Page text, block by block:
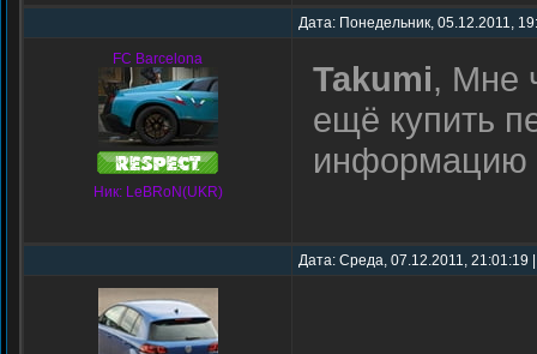
Дата: Понедельник, 05.12.2011,
FC Barcelona
Ник: LeBRoN(UKR)
Takumi, Мне
ещё купить
информацию
Дата: Среда, 07.12.2011,